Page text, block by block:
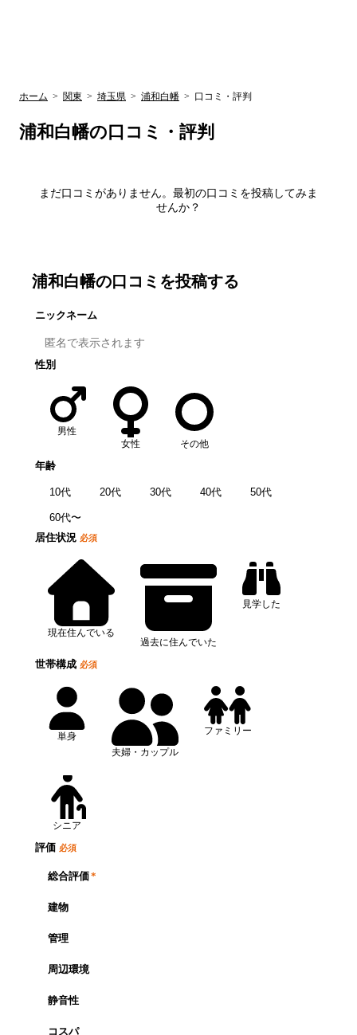
ホーム > 関東 > 埼玉県 > 浦和白幡 > 口コミ・評判
浦和白幡の口コミ・評判
まだ口コミがありません。最初の口コミを投稿してみま
せんか？
浦和白幡の口コミを投稿する
ニックネーム
性別
男性
女性
その他
年齢
10代 20代 30代 40代 50代
60代〜
居住状況 必須
現在住んでいる
過去に住んでいた
見学した
世帯構成 必須
単身
夫婦・カップル
ファミリー
シニア
評価 必須
総合評価*
建物
管理
周辺環境
静音性
コスパ